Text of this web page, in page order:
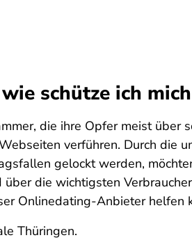
schütze ich
die ihre Opfer meist über
verführen. Durch die
gelockt werden,
die wichtigsten
Onlinedating-Anbieter helfen
Thüringen.